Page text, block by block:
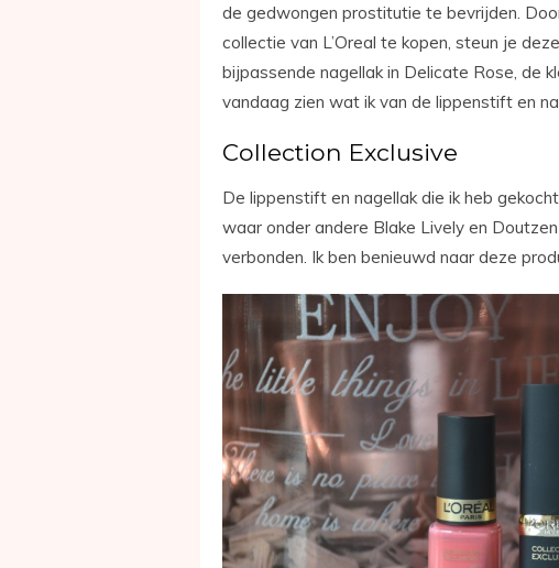
de gedwongen prostitutie te bevrijden.
collectie van L’Oreal te kopen, steun je
bijpassende nagellak in Delicate Rose, de
vandaag zien wat ik van de lippenstift en
Collection Exclusive
De lippenstift en nagellak die ik heb
waar onder andere Blake Lively en
verbonden. Ik ben benieuwd naar deze